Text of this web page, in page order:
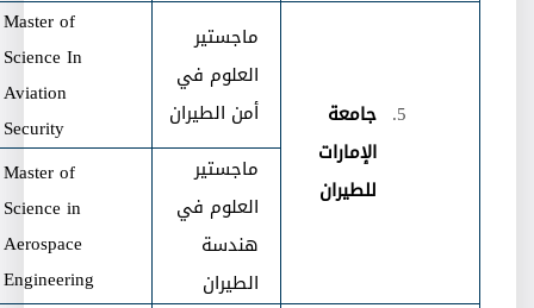
جامعة
الإمارات
للطيران
ماجستير
العلوم في
أمن الطيران
Master of
Science In
Aviation
Security
ماجستير
العلوم في
هندسة
الطيران
Master of
Science in
Aerospace
Engineering